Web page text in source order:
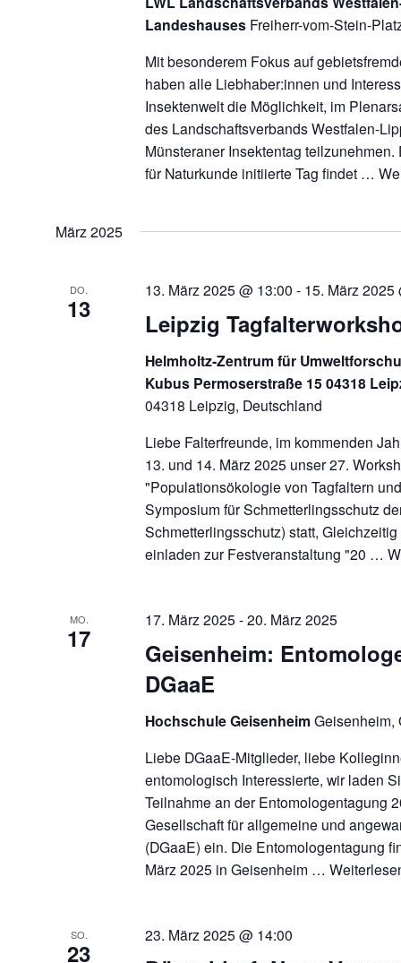
Landeshauses Freiherr-vom-Stein-
Mit besonderem Fokus auf
haben alle Liebhaber:innen und
Insektenwelt die Möglichkeit, im
des Landschaftsverbands Westfalen-
Münsteraner Insektentag teilzunehmen.
für Naturkunde initiierte Tag findet …
März 2025
DO.
13 Leipzig
13. März 2025 @ 13:00 - 15. März 2025
Helmholtz‐Zentrum für
Kubus Permoserstraße 15 04318
04318 Leipzig, Deutschland
Liebe Falterfreunde, im kommenden
13. und 14. März 2025 unser 27.
"Populationsökologie von Tagfaltern
Symposium für Schmetterlingsschutz
Schmetterlingsschutz) statt,
einladen zur Festveranstaltung "20 …
MO.
17
Geisenheim:
DGaaE
17. März 2025 -20. März 2025
Hochschule GeisenheimGeisenheim,
Liebe DGaaE-Mitglieder, liebe
entomologisch Interessierte, wir laden
Teilnahme an der Entomologentagung
Gesellschaft für allgemeine und
(DGaaE) ein. Die Entomologentagung
März 2025 in Geisenheim …
SO.
23
23. März 2025 @ 14:00